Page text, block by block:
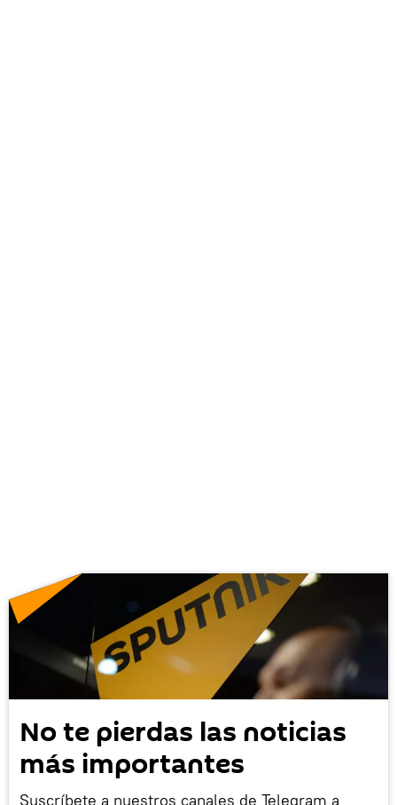
No te pierdas las noticias
más importantes
Suscríbete a nuestros canales de Telegram a